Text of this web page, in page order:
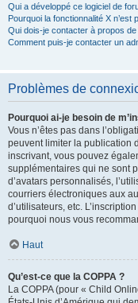
Qui a développé ce logiciel de
Pourquoi la fonctionnalité X n’est
Qui dois-je contacter à propos de
Comment puis-je contacter un
Problèmes de
Pourquoi ai-je besoin de
Vous n’êtes pas dans
peuvent limiter la publication
inscrivant, vous pouvez
supplémentaires qui ne sont
d’avatars personnalisés,
courriers électroniques aux
d’utilisateurs, etc.
pourquoi nous vous
Haut
Qu’est-ce que la COPPA ?
La COPPA (pour « Child